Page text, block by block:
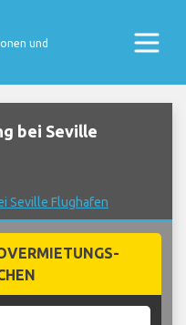
und
bei Seville
Seville Flughafen